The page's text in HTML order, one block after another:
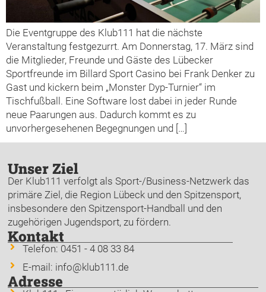
Die Eventgruppe des Klub111 hat die nächste
Veranstaltung festgezurrt. Am Donnerstag, 17. März sind
die Mitglieder, Freunde und Gäste des Lübecker
Sportfreunde im Billard Sport Casino bei Frank Denker zu
Gast und kickern beim „Monster Dyp-Turnier“ im
Tischfußball. Eine Software lost dabei in jeder Runde
neue Paarungen aus. Dadurch kommt es zu
unvorhergesehenen Begegnungen und […]
Kontakt
Telefon: 0451 - 4 08 33 84
E-mail: info@klub111.de
Unser Ziel
Der Klub111 verfolgt als Sport-/Business-Netzwerk das
primäre Ziel, die Region Lübeck und den Spitzensport,
insbesondere den Spitzensport-Handball und den
zugehörigen Jugendsport, zu fördern.
Adresse